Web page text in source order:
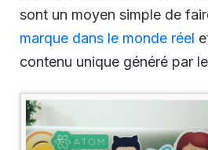
sont un moyen simple de
marque dans le monde réel
contenu unique généré par